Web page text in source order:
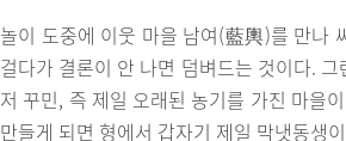
놀이 도중에 이웃 마을 남여(藍輿)를 만나
걸다가 결론이 안 나면 덤벼드는 것이다.
저 꾸민, 즉 제일 오래된 농기를 가진 마을
만들게 되면 형에서 갑자기 제일 막냇동생